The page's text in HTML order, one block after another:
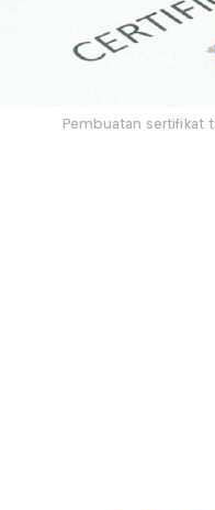
Pembuatan sertifikat